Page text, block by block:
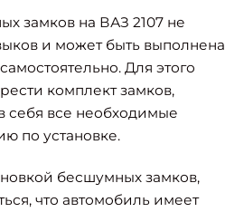
замков на ВАЗ 2107 не
и может быть выполнена
Для этого
комплект замков,
себя все необходимые
по установке.
бесшумных замков,
что автомобиль имеет